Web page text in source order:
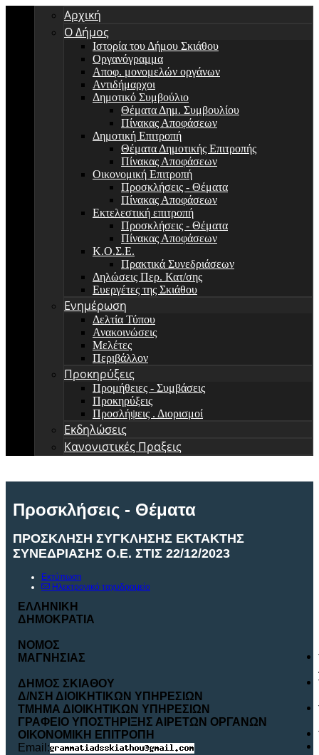
Αρχική
Ο Δήμος
Ιστορία του Δήμου Σκιάθου
Οργανόγραμμα
Αποφ. μονομελών οργάνων
Αντιδήμαρχοι
Δημοτικό Συμβούλιο
Θέματα Δημ. Συμβουλίου
Πίνακας Αποφάσεων
Δημοτική Επιτροπή
Θέματα Δημοτικής Επιτροπής
Πίνακας Αποφάσεων
Οικονομική Επιτροπή
Προσκλήσεις - Θέματα
Πίνακας Αποφάσεων
Εκτελεστική επιτροπή
Προσκλήσεις - Θέματα
Πίνακας Αποφάσεων
Κ.Ο.Σ.Ε.
Πρακτικά Συνεδριάσεων
Δηλώσεις Περ. Κατ/σης
Ευεργέτες της Σκιάθου
Ενημέρωση
Δελτία Τύπου
Ανακοινώσεις
Μελέτες
Περιβάλλον
Προκηρύξεις
Προμήθειες - Συμβάσεις
Προκηρύξεις
Προσλήψεις . Διορισμοί
Εκδηλώσεις
Κανονιστικές Πραξεις
Προσκλήσεις - Θέματα
ΠΡΟΣΚΛΗΣΗ ΣΥΓΚΛΗΣΗΣ ΕΚΤΑΚΤΗΣ
ΣΥΝΕΔΡΙΑΣΗΣ Ο.Ε. ΣΤΙΣ 22/12/2023
Εκτύπωση
Ηλεκτρονικό ταχυδρομείο
ΕΛΛΗΝΙΚΗ
ΔΗΜΟΚΡΑΤΙΑ
ΝΟΜOΣ
ΜΑΓΝΗΣΙΑΣ
ΔΗΜΟΣ ΣΚΙΑΘΟΥ
Δ/ΝΣΗ ΔΙΟΙΚΗΤΙΚΩΝ ΥΠΗΡΕΣΙΩΝ
ΤΜΗΜΑ ΔΙΟΙΚΗΤΙΚΩΝ ΥΠΗΡΕΣΙΩΝ
ΓΡΑΦΕΙΟ ΥΠΟΣΤΗΡΙΞΗΣ ΑΙΡΕΤΩΝ ΟΡΓΑΝΩΝ
ΟΙΚΟΝΟΜΙΚΗ ΕΠΙΤΡΟΠΗ
Email: